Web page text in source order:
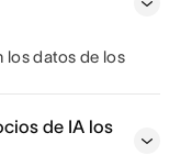
los datos de los
de IA los